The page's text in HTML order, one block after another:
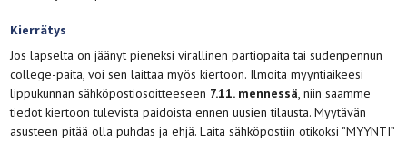
Kierrätys
Jos lapselta on jäänyt pieneksi virallinen partiopaita tai sudenpennun
college-paita, voi sen laittaa myös kiertoon. Ilmoita myyntiaikeesi
lippukunnan sähköpostiosoitteeseen 7.11. mennessä, niin saamme
tiedot kiertoon tulevista paidoista ennen uusien tilausta. Myytävän
asusteen pitää olla puhdas ja ehjä. Laita sähköpostiin otikoksi ”MYYNTI”